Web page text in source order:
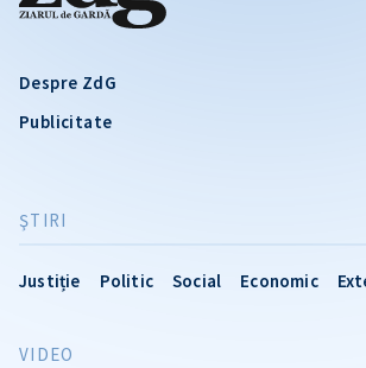
Despre ZdG
Publicitate
ŞTIRI
Justiție Politic Social Economic
VIDEO